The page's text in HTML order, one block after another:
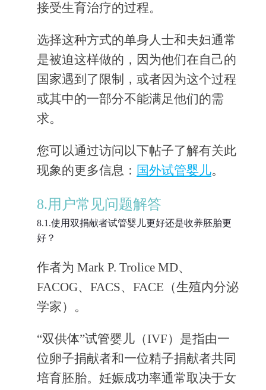
接受生育治疗的过程。
选择这种方式的单身人士和夫妇通常
是被迫这样做的，因为他们在自己的
国家遇到了限制，或者因为这个过程
或其中的一部分不能满足他们的需
求。
您可以通过访问以下帖子了解有关此
现象的更多信息： 国外试管婴儿。
8.用户常见问题解答
8.1.使用双捐献者试管婴儿更好还是收养胚胎更
好？
作者为 Mark P. Trolice MD、
FACOG、FACS、FACE（生殖内分泌
学家）。
“双供体”试管婴儿（IVF）是指由一
位卵子捐献者和一位精子捐献者共同
培育胚胎。妊娠成功率通常取决于女